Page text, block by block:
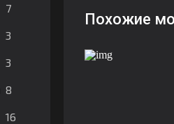
7
3
3
8
16
Похожие